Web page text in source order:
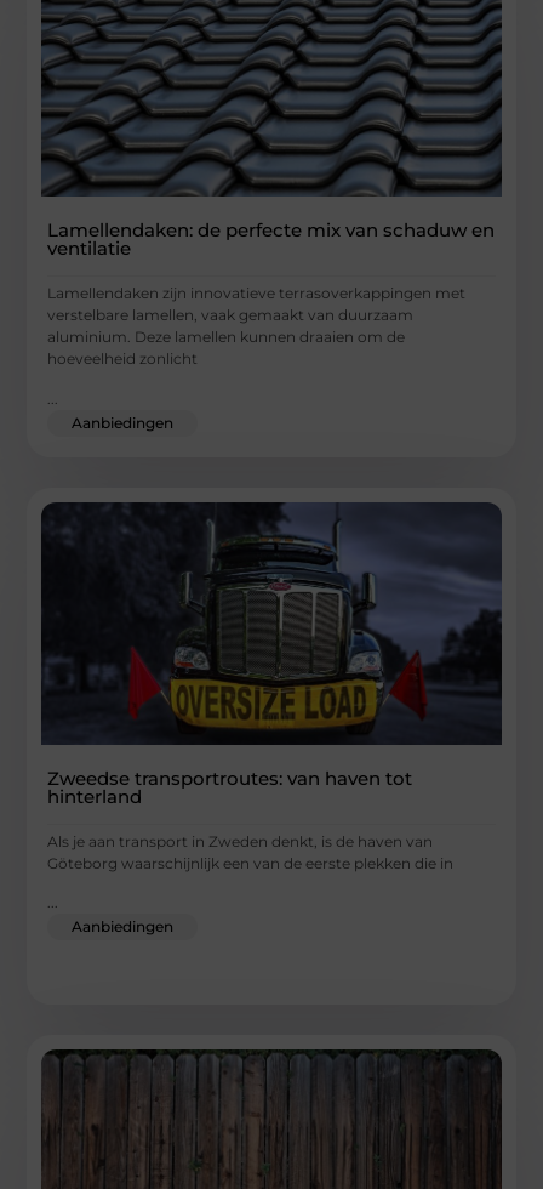
Lamellendaken: de perfecte mix van schaduw en
ventilatie
Lamellendaken zijn innovatieve terrasoverkappingen met
verstelbare lamellen, vaak gemaakt van duurzaam
aluminium. Deze lamellen kunnen draaien om de
hoeveelheid zonlicht
Aanbiedingen
Zweedse transportroutes: van haven tot
hinterland
Als je aan transport in Zweden denkt, is de haven van
Göteborg waarschijnlijk een van de eerste plekken die in
...
Aanbiedingen